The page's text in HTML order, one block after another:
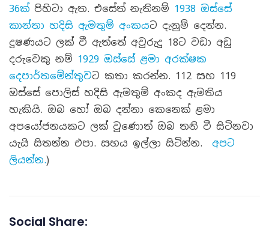
36ක් පිහිටා ඇත. එසේත් නැතිනම් 1938 ඔස්සේ
කාන්තා හදිසි ඇමතුම් අංකයට දැනුම් දෙන්න.
දූෂණයට ලක් වී ඇත්තේ අවුරුදු 18ට වඩා අඩු
දරුවෙකු නම් 1929 ඔස්සේ ළමා අරක්ෂක
දෙපාර්තමේන්තුවට කතා කරන්න. 112 සහ 119
ඔස්සේ පොලිස් හදිසි ඇමතුම් අංකද ඇමතිය
හැකියි. ඔබ හෝ ඔබ දන්නා කෙනෙක් ළමා
අපයෝජනයකට ලක් වුණොත් ඔබ තනි වී සිටිනවා
යැයි සිතන්න එපා. සහය ඉල්ලා සිටින්න. අපට
ලියන්න.)
Social Share: